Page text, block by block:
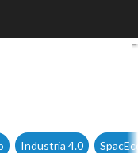
così il
Industria 4.0